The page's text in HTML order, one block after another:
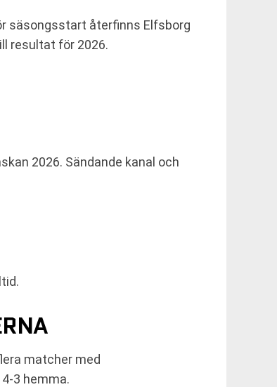
säsongsstart återfinns Elfsborg
resultat för 2026.
2026. Sändande kanal och
matcher med
3 hemma.